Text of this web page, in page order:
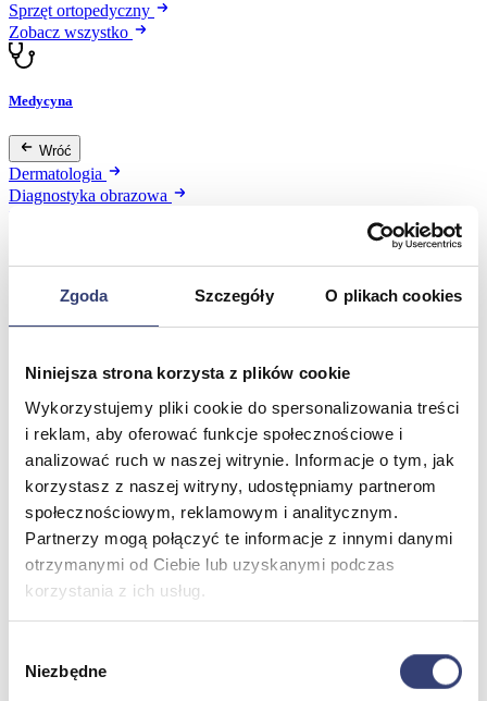
Zgoda Szczegóły O plikach cookies
Niniejsza strona korzysta z plików cookie
Wykorzystujemy pliki cookie do spersonalizowania treści
i reklam, aby oferować funkcje społecznościowe i
analizować ruch w naszej witrynie. Informacje o tym, jak
korzystasz z naszej witryny, udostępniamy partnerom
społecznościowym, reklamowym i analitycznym.
Partnerzy mogą połączyć te informacje z innymi danymi
otrzymanymi od Ciebie lub uzyskanymi podczas
korzystania z ich usług.
zgody
Niezbędne
Sprzęt ortopedyczny
Zobacz wszystko
Medycyna
Wróć
Dermatologia
Diagnostyka obrazowa
Kardiologia
Sprzęt medyczny
Weterynaria
Ratownictwo medyczne
Stomatologia, protetyka i ortodoncja
Wróć
Druk 3D
Gabinet stomatologiczny
Ortodoncja
Pracownia protetyczna
Zobacz wszystko